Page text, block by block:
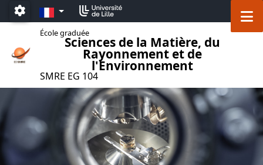
Accéder au menu principal
Accéder au contenu
Paramétrage
FR
École graduée
Sciences de la Matière, du
Rayonnement et de
l'Environnement
SMRE EG 104